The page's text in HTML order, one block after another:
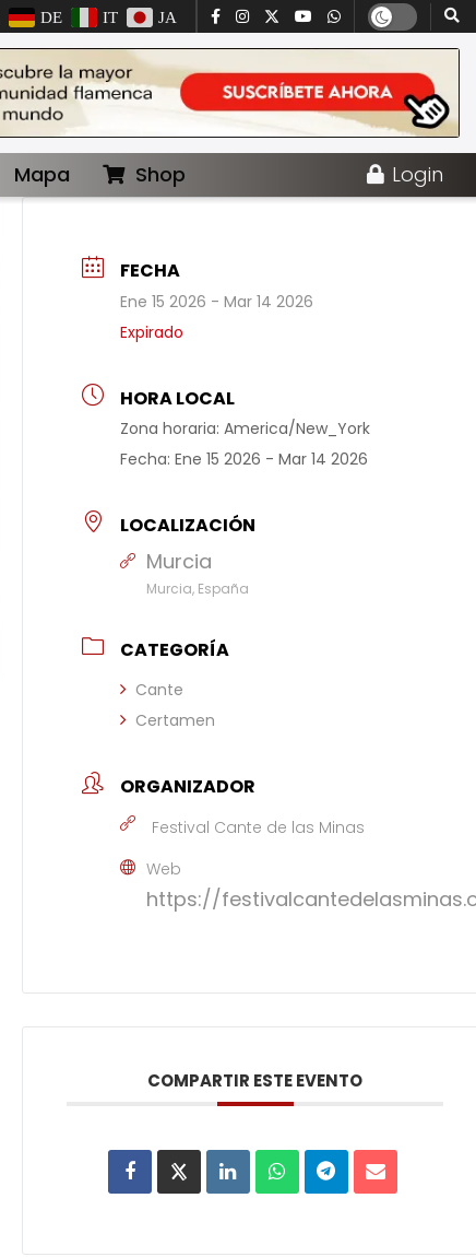
DE IT JA
Mapa Shop Login
FECHA
Ene 15 2026 - Mar 14 2026
Expirado
HORA LOCAL
Zona horaria:America/New_York
Fecha:Ene 15 2026 - Mar 14 2026
LOCALIZACIÓN
Murcia
Murcia, España
CATEGORÍA
Cante
Certamen
ORGANIZADOR
Festival Cante de las Minas
Web
https://
COMPARTIR ESTE EVENTO